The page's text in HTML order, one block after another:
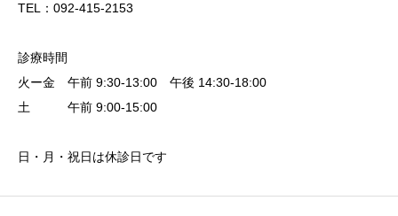
TEL：092-415-2153
診療時間
火ー金 午前 9:30-13:00 午後 14:30-18:00
土 午前 9:00-15:00
日・月・祝日は休診日です